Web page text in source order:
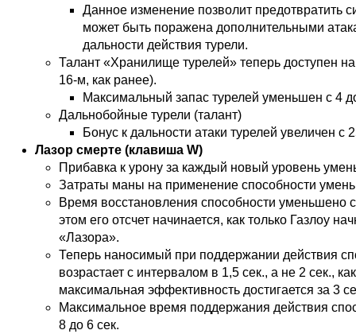
Данное изменение позволит предотвратить
может быть поражена дополнительными
дальности действия турели.
Талант «Хранилище турелей» теперь доступен
16-м, как ранее).
Максимальный запас турелей уменьшен с 4
Дальнобойные турели (талант)
Бонус к дальности атаки турелей увеличен с
Лазор смерте (клавиша W)
Прибавка к урону за каждый новый уровень
Затраты маны на применение способности
Время восстановления способности уменьшено
этом его отсчет начинается, как только Газлоу
«Лазора».
Теперь наносимый при поддержании действия
возрастает с интервалом в 1,5 сек., а не 2 сек.,
максимальная эффективность достигается за 3
Максимальное время поддержания действия
8 до 6 сек.